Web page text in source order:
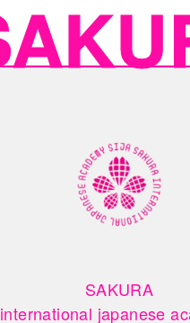
SAKURA
international japanese